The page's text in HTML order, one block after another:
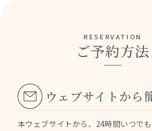
RESERVATION
ご予約方法
ウェブサイトから
本ウェブサイトから、24時間いつで